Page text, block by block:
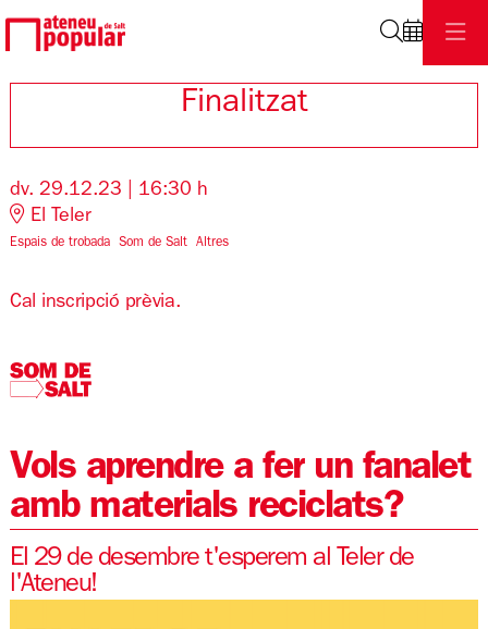
Finalitzat
dv. 29.12.23
16:30 h
El Teler
Espais de trobada Som de Salt Altres
Cal inscripció prèvia.
Vols aprendre a fer un fanalet
amb materials reciclats?
El 29 de desembre t'esperem al Teler de
l'Ateneu!